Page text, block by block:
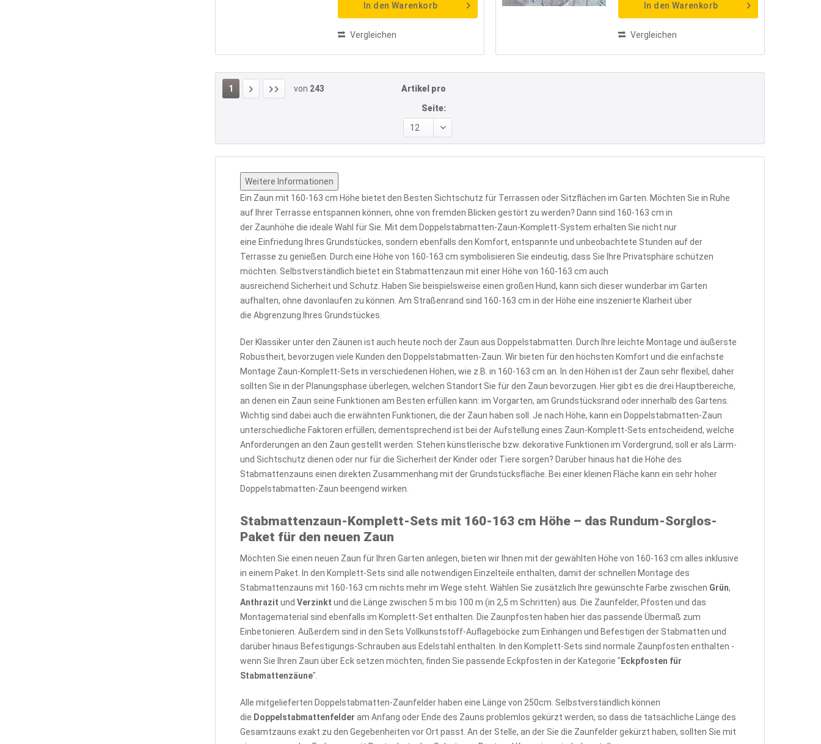
In den Warenkorb
Vergleichen
In den Warenkorb
Vergleichen
1 von 243
Artikel pro
Seite:
Weitere Informationen
Ein Zaun mit 160-163 cm Höhe bietet den Besten Sichtschutz für Terrassen oder Sitzflächen im Garten. Möchten Sie in Ruhe
auf Ihrer Terrasse entspannen können, ohne von fremden Blicken gestört zu werden? Dann sind 160-163 cm in
der Zaunhöhe die ideale Wahl für Sie. Mit dem Doppelstabmatten-Zaun-Komplett-System erhalten Sie nicht nur
eine Einfriedung Ihres Grundstückes, sondern ebenfalls den Komfort, entspannte und unbeobachtete Stunden auf der
Terrasse zu genießen. Durch eine Höhe von 160-163 cm symbolisieren Sie eindeutig, dass Sie Ihre Privatsphäre schützen
möchten. Selbstverständlich bietet ein Stabmattenzaun mit einer Höhe von 160-163 cm auch
ausreichend Sicherheit und Schutz. Haben Sie beispielsweise einen großen Hund, kann sich dieser wunderbar im Garten
aufhalten, ohne davonlaufen zu können. Am Straßenrand sind 160-163 cm in der Höhe eine inszenierte Klarheit über
die Abgrenzung Ihres Grundstückes.
Der Klassiker unter den Zäunen ist auch heute noch der Zaun aus Doppelstabmatten. Durch Ihre leichte Montage und äußerste
Robustheit, bevorzugen viele Kunden den Doppelstabmatten-Zaun. Wir bieten für den höchsten Komfort und die einfachste
Montage Zaun-Komplett-Sets in verschiedenen Höhen, wie z.B. in 160-163 cm an. In den Höhen ist der Zaun sehr flexibel, daher
sollten Sie in der Planungsphase überlegen, welchen Standort Sie für den Zaun bevorzugen. Hier gibt es die drei Hauptbereiche,
an denen ein Zaun seine Funktionen am Besten erfüllen kann: im Vorgarten, am Grundstücksrand oder innerhalb des Gartens.
Wichtig sind dabei auch die erwähnten Funktionen, die der Zaun haben soll. Je nach Höhe, kann ein Doppelstabmatten-Zaun
unterschiedliche Faktoren erfüllen; dementsprechend ist bei der Aufstellung eines Zaun-Komplett-Sets entscheidend, welche
Anforderungen an den Zaun gestellt werden. Stehen künstlerische bzw. dekorative Funktionen im Vordergrund, soll er als Lärm-
und Sichtschutz dienen oder nur für die Sicherheit der Kinder oder Tiere sorgen? Darüber hinaus hat die Höhe des
Stabmattenzauns einen direkten Zusammenhang mit der Grundstücksfläche. Bei einer kleinen Fläche kann ein sehr hoher
Doppelstabmatten-Zaun beengend wirken.
Stabmattenzaun-Komplett-Sets mit 160-163 cm Höhe – das Rundum-Sorglos-
Paket für den neuen Zaun
Möchten Sie einen neuen Zaun für Ihren Garten anlegen, bieten wir Ihnen mit der gewählten Höhe von 160-163 cm alles inklusive
in einem Paket. In den Komplett-Sets sind alle notwendigen Einzelteile enthalten, damit der schnellen Montage des
Stabmattenzauns mit 160-163 cm nichts mehr im Wege steht. Wählen Sie zusätzlich Ihre gewünschte Farbe zwischen Grün,
Anthrazit und Verzinkt und die Länge zwischen 5 m bis 100 m (in 2,5 m Schritten) aus. Die Zaunfelder, Pfosten und das
Montagematerial sind ebenfalls im Komplett-Set enthalten. Die Zaunpfosten haben hier das passende Übermaß zum
Einbetonieren. Außerdem sind in den Sets Vollkunststoff-Auflageböcke zum Einhängen und Befestigen der Stabmatten und
darüber hinaus Befestigungs-Schrauben aus Edelstahl enthalten. In den Komplett-Sets sind normale Zaunpfosten enthalten -
wenn Sie Ihren Zaun über Eck setzen möchten, finden Sie passende Eckpfosten in der Kategorie " Eckpfosten für
Stabmattenzäune".
Alle mitgelieferten Doppelstabmatten-Zaunfelder haben eine Länge von 250cm. Selbstverständlich können
die Doppelstabmattenfelder am Anfang oder Ende des Zauns problemlos gekürzt werden, so dass die tatsächliche Länge des
Gesamtzauns exakt zu den Gegebenheiten vor Ort passt. An der Stelle, an der Sie die Zaunfelder gekürzt haben, sollten Sie mit